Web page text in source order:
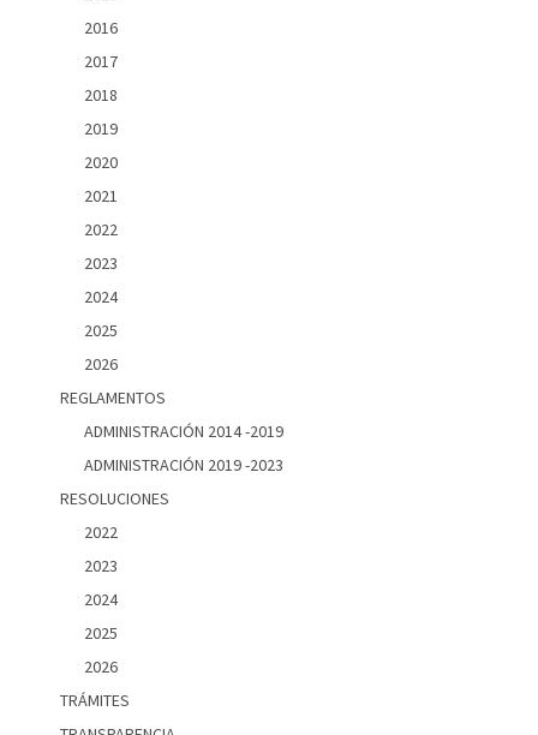
2016
2017
2018
2019
2020
2021
2022
2023
2024
2025
2026
REGLAMENTOS
ADMINISTRACIÓN 2014 -2019
ADMINISTRACIÓN 2019 -2023
RESOLUCIONES
2022
2023
2024
2025
2026
TRÁMITES